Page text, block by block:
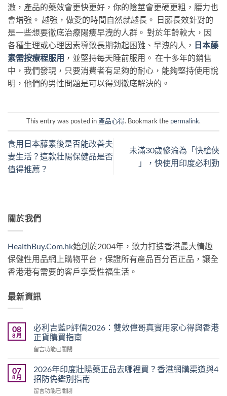
激，產品的藥效會更快更好，你的陰莖會更硬更粗，腰力也
會增強。 越強，做愛的時間自然就越長。 日藤長效針對的
是一些想要徹底治療陽痿早洩的人群。 對於年齡較大，因
各種生理或心理因素導致長期勃起困難、早洩的人， 日本藤
素需按療程服用 ，並堅持每天睡前服用。 在十多年的銷售
中，我們發現，只要消費者有足夠的耐心，能夠堅持使用說
明，他們的男性問題是可以得到徹底解決的。
This entry was posted in 產品心得. Bookmark the permalink.
食用日本藤素後是否能改善夫
妻生活？這款壯陽保健品是否
值得推薦？
未滿30歲慘淪為「快槍俠
」，快使用印度必利勁
關於我們
HealthBuy.Com.hk始創於2004年，致力打造香港最大情趣
保健性用品網上購物平台，保證所有產品百分百正品，讓全
香港港有需要的客戶享受性福生活。
最新資訊
08
8 月
必利吉藍P評價2026：雙效偉哥真實用家心得與香港
正貨購買指南
在
利
吉
藍
P
留言功能已關閉
07
8 月
2026年印度壯陽藥正品去哪裡買？香港網購渠道與4
招防偽鑑別指南
在
留言功能已關閉